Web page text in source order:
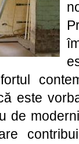
este
de